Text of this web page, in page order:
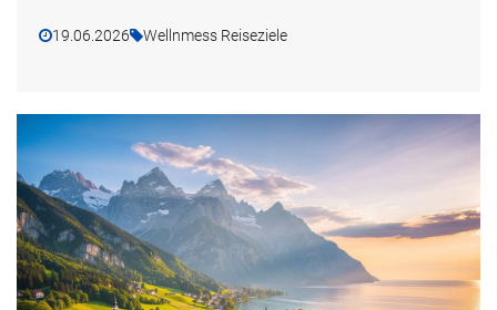
19.06.2026 Wellnmess Reiseziele